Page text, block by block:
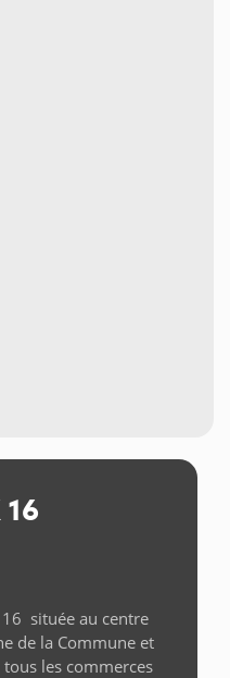
16 située au centre
de la Commune et
tous les commerces